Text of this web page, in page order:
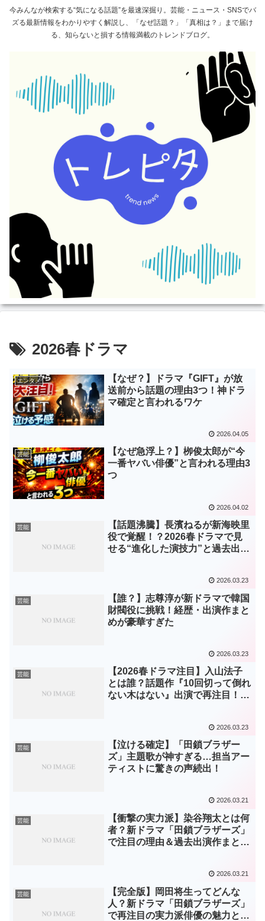
今みんなが検索する“気になる話題”を最速深掘り。芸能・ニュース・SNSでバ
ズる最新情報をわかりやすく解説し、「なぜ話題？」「真相は？」まで届け
る、知らないと損する情報満載のトレンドブログ。
2026春ドラマ
エンタメ
【なぜ？】ドラマ『GIFT』が放
送前から話題の理由3つ！神ドラ
マ確定と言われるワケ
2026.04.05
芸能
【なぜ急浮上？】栁俊太郎が“今
一番ヤバい俳優”と言われる理由3
つ
2026.04.02
芸能
【話題沸騰】長濱ねるが新海映里
役で覚醒！？2026春ドラマで見
せる“進化した演技力”と過去出演
2026.03.23
芸能
【誰？】志尊淳が新ドラマで韓国
財閥役に挑戦！経歴・出演作まと
めが豪華すぎた
2026.03.23
芸能
【2026春ドラマ注目】入山法子
とは誰？話題作『10回切って倒れ
ない木はない』出演で再注目！プ
2026.03.23
芸能
【泣ける確定】「田鎖ブラザー
ズ」主題歌が神すぎる…担当アー
ティストに驚きの声続出！
2026.03.21
芸能
【衝撃の実力派】染谷翔太とは何
者？新ドラマ「田鎖ブラザーズ」
で注目の理由＆過去出演作まと
2026.03.21
芸能
【完全版】岡田将生ってどんな
人？新ドラマ「田鎖ブラザーズ」
で再注目の実力派俳優の魅力と出